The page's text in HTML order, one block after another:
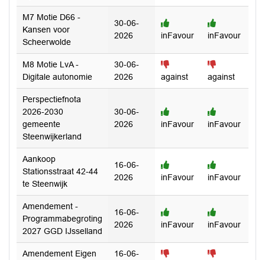
M7 Motie D66 -
Kansen voor
Scheerwolde
30-06-
2026
inFavour inFavour
M8 Motie LvA -
Digitale autonomie
30-06-
2026
against against
Perspectiefnota
2026-2030
gemeente
Steenwijkerland
30-06-
2026
inFavour inFavour
Aankoop
Stationsstraat 42-44
te Steenwijk
16-06-
2026
inFavour inFavour
Amendement -
Programmabegroting
2027 GGD IJsselland
16-06-
2026
inFavour inFavour
Amendement Eigen
16-06-